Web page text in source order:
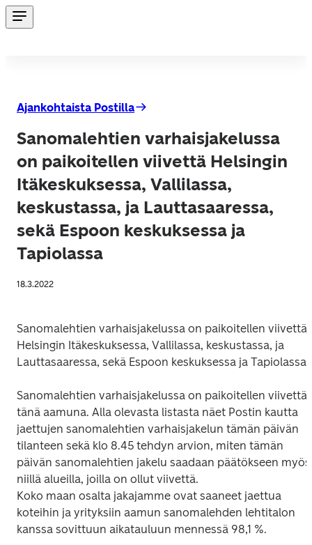
Ajankohtaista Postilla
Sanomalehtien varhaisjakelussa
on paikoitellen viivettä Helsingin
Itäkeskuksessa, Vallilassa,
keskustassa, ja Lauttasaaressa,
sekä Espoon keskuksessa ja
Tapiolassa
18.3.2022
Sanomalehtien varhaisjakelussa on paikoitellen viivettä
Helsingin Itäkeskuksessa, Vallilassa, keskustassa, ja
Lauttasaaressa, sekä Espoon keskuksessa ja Tapiolassa.
Sanomalehtien varhaisjakelussa on paikoitellen viivettä
tänä aamuna. Alla olevasta listasta näet Postin kautta
jaettujen sanomalehtien varhaisjakelun tämän päivän
tilanteen sekä klo 8.45 tehdyn arvion, miten tämän
päivän sanomalehtien jakelu saadaan päätökseen myös
niillä alueilla, joilla on ollut viivettä.
Koko maan osalta jakajamme ovat saaneet jaettua
koteihin ja yrityksiin aamun sanomalehden lehtitalon
kanssa sovittuun aikatauluun mennessä 98,1 %.